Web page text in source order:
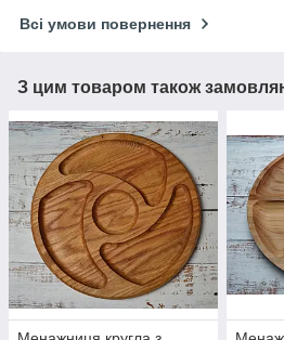
Всі умови повернення
З цим товаром також